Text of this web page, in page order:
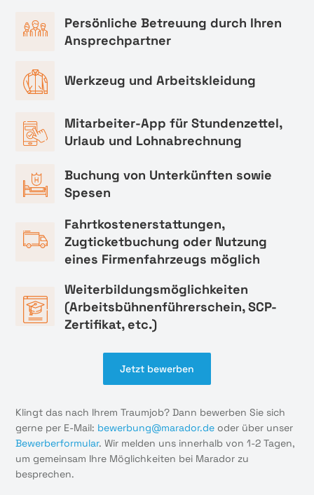
Persönliche Betreuung durch Ihren
Ansprechpartner
Werkzeug und Arbeitskleidung
Mitarbeiter-App für Stundenzettel,
Urlaub und Lohnabrechnung
Buchung von Unterkünften sowie
Spesen
Fahrtkostenerstattungen,
Zugticketbuchung oder Nutzung
eines Firmenfahrzeugs möglich
Weiterbildungsmöglichkeiten
(Arbeitsbühnenführerschein, SCP-
Zertifikat, etc.)
Jetzt bewerben
Klingt das nach Ihrem Traumjob? Dann bewerben Sie sich
gerne per E-Mail: bewerbung@marador.de oder über unser
Bewerberformular. Wir melden uns innerhalb von 1-2 Tagen,
um gemeinsam Ihre Möglichkeiten bei Marador zu
besprechen.